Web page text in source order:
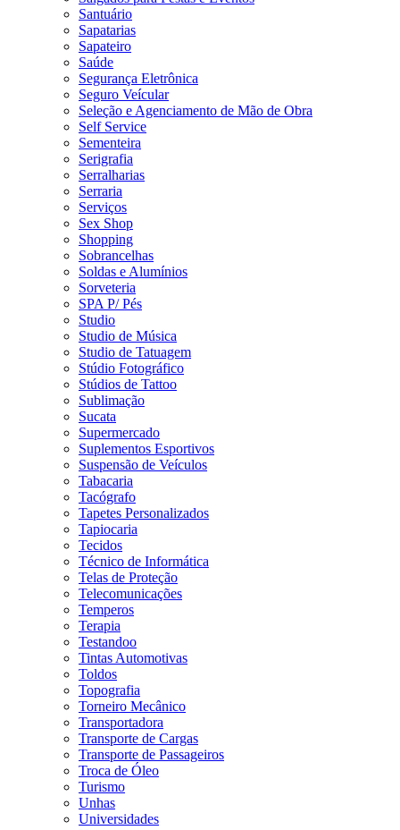
Santuário
Sapatarias
Sapateiro
Saúde
Segurança Eletrônica
Seguro Veícular
Seleção e Agenciamento de Mão de Obra
Self Service
Sementeira
Serigrafia
Serralharias
Serraria
Serviços
Sex Shop
Shopping
Sobrancelhas
Soldas e Alumínios
Sorveteria
SPA P/ Pés
Studio
Studio de Música
Studio de Tatuagem
Stúdio Fotográfico
Stúdios de Tattoo
Sublimação
Sucata
Supermercado
Suplementos Esportivos
Suspensão de Veículos
Tabacaria
Tacógrafo
Tapetes Personalizados
Tapiocaria
Tecidos
Técnico de Informática
Telas de Proteção
Telecomunicações
Temperos
Terapia
Testandoo
Tintas Automotivas
Toldos
Topografia
Torneiro Mecânico
Transportadora
Transporte de Cargas
Transporte de Passageiros
Troca de Óleo
Turismo
Unhas
Universidades